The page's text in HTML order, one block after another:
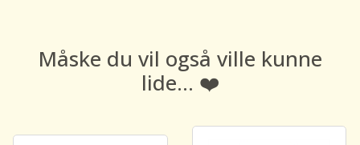
Måske du vil også ville kunne
lide... ❤️